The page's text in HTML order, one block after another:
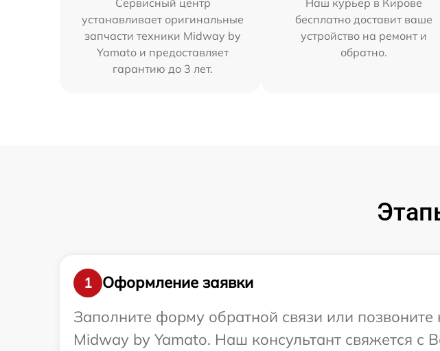
устанавливает оригинальные
запчасти техники Midway by
Yamato и предоставляет
гарантию до 3 лет.
бесплатно доставит ваше
устройство на ремонт и
обратно.
1
Оформление заявки
Заполните форму обратной связи или
Midway by Yamato. Наш консультант свяжется с